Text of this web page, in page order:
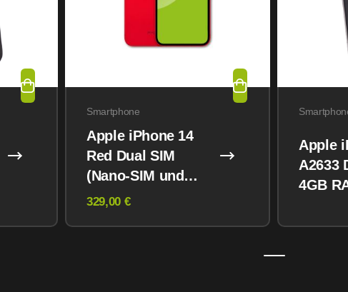
Smartphone
Apple iPhone 14
Red Dual SIM
(Nano-SIM und
eSIM) 128GB
329,00 €
Apple
A2633
4GB